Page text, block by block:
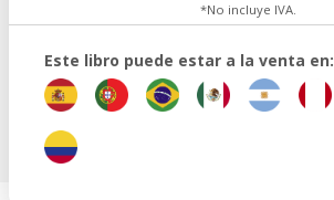
*No incluye IVA.
Este libro puede estar a la venta en: